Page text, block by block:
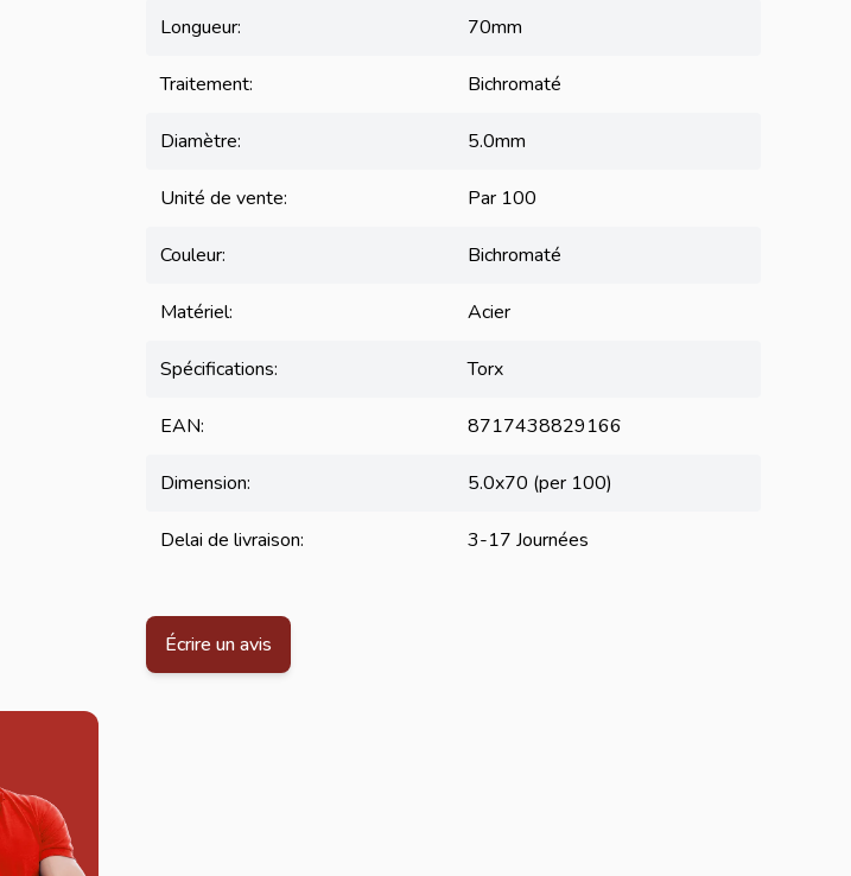
Longueur: 70mm
Traitement: Bichromaté
Diamètre: 5.0mm
Unité de vente: Par 100
Couleur: Bichromaté
Matériel: Acier
Spécifications: Torx
EAN: 8717438829166
Dimension: 5.0x70 (per 100)
Delai de livraison: 3-17 Journées
Écrire un avis